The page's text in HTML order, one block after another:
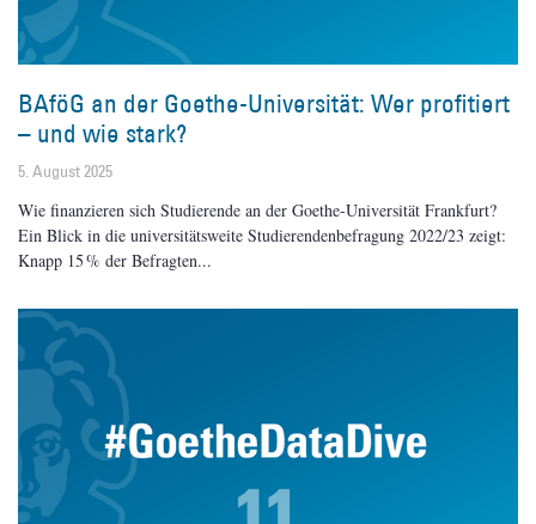
BAföG an der Goethe-Universität: Wer profitiert
– und wie stark?
5. August 2025
Wie finanzieren sich Studierende an der Goethe-Universität Frankfurt?
Ein Blick in die universitätsweite Studierendenbefragung 2022/23 zeigt:
Knapp 15 % der Befragten